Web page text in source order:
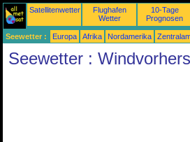
Satellitenwetter
Flughafen
Wetter
10-Tage
Prognosen
Seewetter : Europa Afrika Nordamerika
Seewetter :